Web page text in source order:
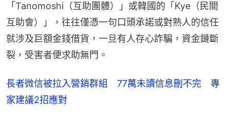
「Tanomoshi（互助團體）」或韓國的「Kye（民間
互助會）」，往往僅憑一句口頭承諾或對熟人的信任
就涉及巨額金錢借貨，一旦有人存心詐騙，資金鏈斷
裂，受害者便求助無門。
長者微信被拉入營銷群組 77萬未讀信息刪不完 專
家建議2招應對